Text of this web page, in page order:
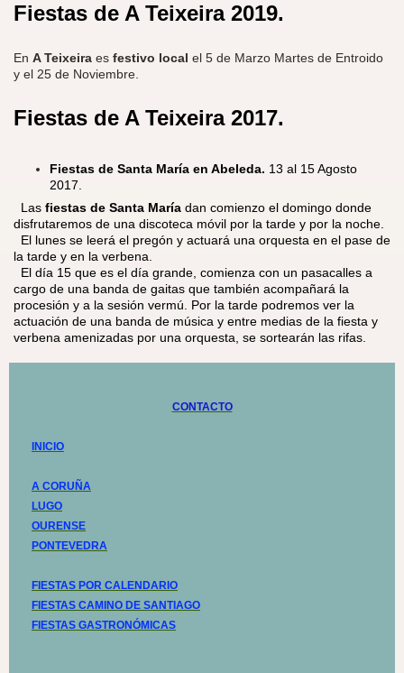
Fiestas de A Teixeira 2019.
En A Teixeira es festivo local el 5 de Marzo Martes de Entroido
y el 25 de Noviembre.
Fiestas de A Teixeira 2017.
Fiestas de Santa María en Abeleda. 13 al 15 Agosto
2017.
​ Las fiestas de Santa María dan comienzo el domingo donde
disfrutaremos de una discoteca móvil por la tarde y por la noche.
El lunes se leerá el pregón y actuará una orquesta en el pase de
la tarde y en la verbena.
El día 15 que es el día grande, comienza con un pasacalles a
cargo de una banda de gaitas que también acompañará la
procesión y a la sesión vermú. Por la tarde podremos ver la
actuación de una banda de música y entre medias de la fiesta y
verbena amenizadas por una orquesta, se sortearán las rifas.
CONTACTO
INICIO
A CORUÑA
LUGO
OURENSE
PONTEVEDRA
FIESTAS POR CALENDARIO
FIESTAS CAMINO DE SANTIAGO
FIESTAS GASTRONÓMICAS